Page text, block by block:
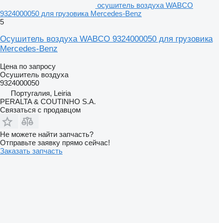
осушитель воздуха WABCO
9324000050 для грузовика Mercedes-Benz
5
Осушитель воздуха WABCO 9324000050 для грузовика
Mercedes-Benz
Цена по запросу
Осушитель воздуха
9324000050
Португалия, Leiria
PERALTA & COUTINHO S.A.
Связаться с продавцом
Не можете найти запчасть?
Отправьте заявку прямо сейчас!
Заказать запчасть